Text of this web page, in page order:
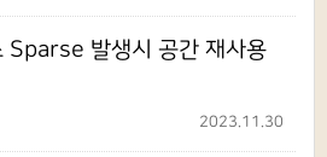
Sparse 발생시 공간 재사용
2023.11.30